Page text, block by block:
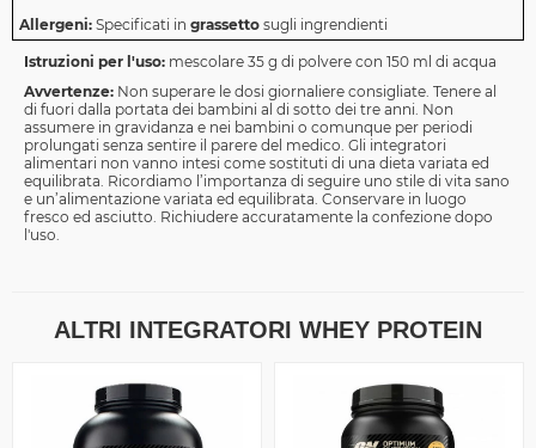
Allergeni: Specificati in grassetto sugli ingrendienti
Istruzioni per l'uso: mescolare 35 g di polvere con 150 ml di acqua
Avvertenze: Non superare le dosi giornaliere consigliate. Tenere al
di fuori dalla portata dei bambini al di sotto dei tre anni. Non
assumere in gravidanza e nei bambini o comunque per periodi
prolungati senza sentire il parere del medico. Gli integratori
alimentari non vanno intesi come sostituti di una dieta variata ed
equilibrata. Ricordiamo l’importanza di seguire uno stile di vita sano
e un’alimentazione variata ed equilibrata. Conservare in luogo
fresco ed asciutto. Richiudere accuratamente la confezione dopo
l'uso.
ALTRI INTEGRATORI WHEY PROTEIN